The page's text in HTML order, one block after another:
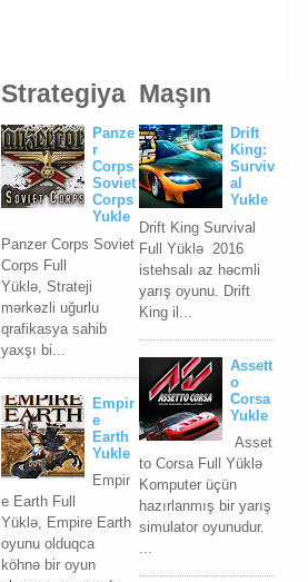
Maşın
Drift
King:
Surviv
al
Yukle
Drift King Survival
Full Yüklə 2016
istehsalı az həcmli
yarış oyunu. Drift
King il...
Assett
o
Corsa
Yukle
Asset
to Corsa Full Yüklə
Komputer üçün
hazırlanmış bir yarış
simulator oyunudur.
...
Strategiya
Panze
r
Corps
Soviet
Corps
Yukle
Panzer Corps Soviet
Corps Full
Yüklə, Strateji
mərkəzli uğurlu
qrafikasya sahib
yaxşı bi...
Empir
e
Earth
Yukle
Empir
e Earth Full
Yüklə, Empire Earth
oyunu olduqca
köhnə bir oyun